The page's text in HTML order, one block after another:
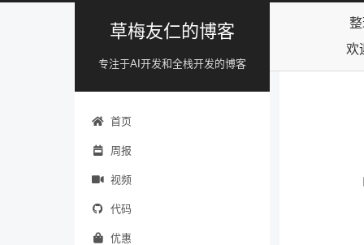
欢
草梅友仁的博客
专注于AI开发和全栈开发的博客
首页
周报
视频
代码
优惠